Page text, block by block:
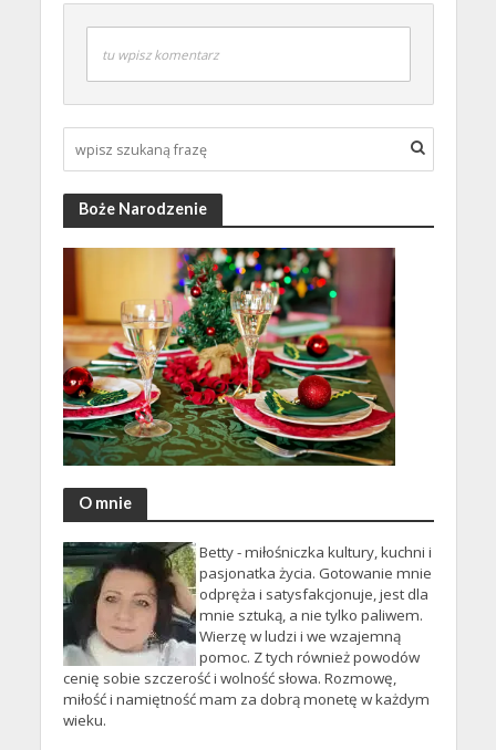
tu wpisz komentarz
Boże Narodzenie
O mnie
Betty - miłośniczka kultury, kuchni i
pasjonatka życia. Gotowanie mnie
odpręża i satysfakcjonuje, jest dla
mnie sztuką, a nie tylko paliwem.
Wierzę w ludzi i we wzajemną
pomoc. Z tych również powodów
cenię sobie szczerość i wolność słowa. Rozmowę,
miłość i namiętność mam za dobrą monetę w każdym
wieku.